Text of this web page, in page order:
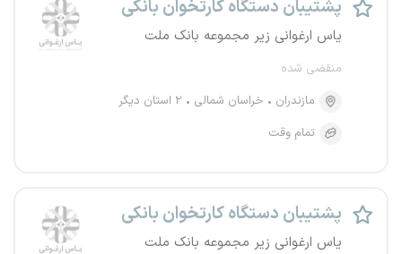
پشتیبان دستگاه کارتخوان بانکی
یاس ارغوانی زیر مجموعه بانک ملت
منقضی شده
مازندران
خراسان شمالی
۲ استان دیگر
تمام وقت
پشتیبان دستگاه کارتخوان بانکی
یاس ارغوانی زیر مجموعه بانک ملت